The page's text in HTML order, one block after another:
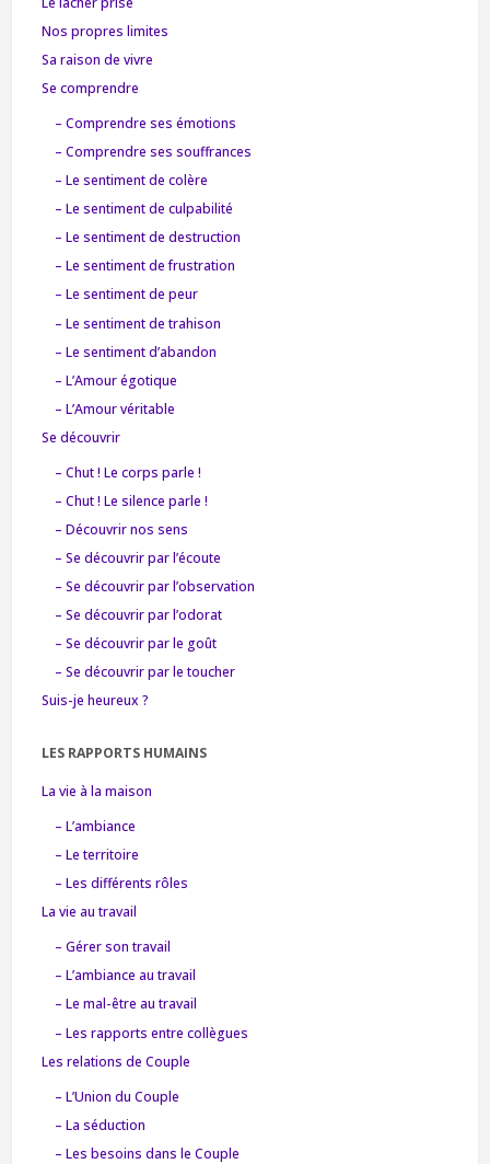
Nos propres limites
Sa raison de vivre
Se comprendre
– Comprendre ses émotions
– Comprendre ses souffrances
– Le sentiment de colère
– Le sentiment de culpabilité
– Le sentiment de destruction
– Le sentiment de frustration
– Le sentiment de peur
– Le sentiment de trahison
– Le sentiment d’abandon
– L’Amour égotique
– L’Amour véritable
Se découvrir
– Chut ! Le corps parle !
– Chut ! Le silence parle !
– Découvrir nos sens
– Se découvrir par l’écoute
– Se découvrir par l’observation
– Se découvrir par l’odorat
– Se découvrir par le goût
– Se découvrir par le toucher
Suis-je heureux ?
LES RAPPORTS HUMAINS
La vie à la maison
– L’ambiance
– Le territoire
– Les différents rôles
La vie au travail
– Gérer son travail
– L’ambiance au travail
– Le mal-être au travail
– Les rapports entre collègues
Les relations de Couple
– L’Union du Couple
– La séduction
– Les besoins dans le Couple